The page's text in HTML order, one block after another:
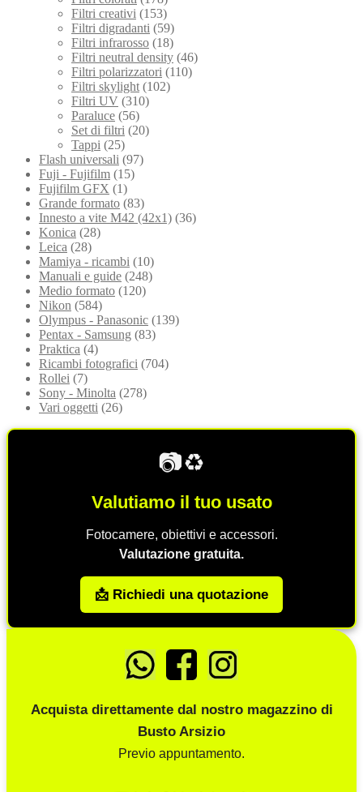
Filtri creativi (153)
Filtri digradanti (59)
Filtri infrarosso (18)
Filtri neutral density (46)
Filtri polarizzatori (110)
Filtri skylight (102)
Filtri UV (310)
Paraluce (56)
Set di filtri (20)
Tappi (25)
Flash universali (97)
Fuji - Fujifilm (15)
Fujifilm GFX (1)
Grande formato (83)
Innesto a vite M42 (42x1) (36)
Konica (28)
Leica (28)
Mamiya - ricambi (10)
Manuali e guide (248)
Medio formato (120)
Nikon (584)
Olympus - Panasonic (139)
Pentax - Samsung (83)
Praktica (4)
Ricambi fotografici (704)
Rollei (7)
Sony - Minolta (278)
Vari oggetti (26)
📷♻️
Valutiamo il tuo usato
Fotocamere, obiettivi e accessori.
Valutazione gratuita.
📩 Richiedi una quotazione
Acquista direttamente dal nostro magazzino di
Busto Arsizio
Previo appuntamento.